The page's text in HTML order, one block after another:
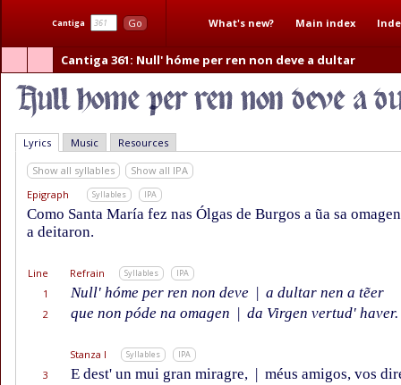
Cantiga Go What's new? Main index
Cantiga 361: Null' hóme per ren non deve a dultar
Lyrics Music Resources
Show all syllables
Show all IPA
Epigraph
Syllables IPA
Como Santa María fez nas Ólgas de Burgos a ũa sa
a deitaron.
Line Refrain Syllables IPA
1 Null' hóme per ren non deve | a dultar nen a tẽer
2 que non póde na omagen | da Virgen vertud' haver.
Stanza I Syllables IPA
3 E dest' un mui gran miragre, | méus amigos, vos